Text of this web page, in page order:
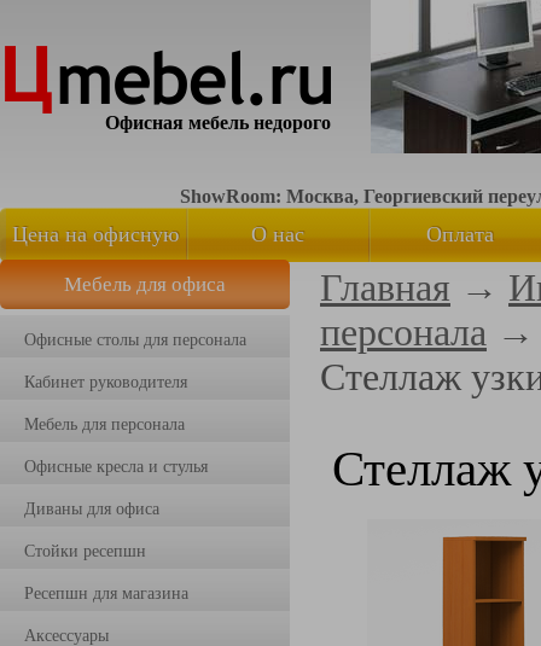
Офисная мебель недорого
ShowRoom: Москва, Георгиевский
Цена на офисную
мебель
О нас Оплата
Мебель для офиса
Офисные столы для персонала
Кабинет руководителя
Мебель для персонала
Офисные кресла и стулья
Диваны для офиса
Стойки ресепшн
Ресепшн для магазина
Аксессуары
Главная →
персонала
Стеллаж
Стеллаж